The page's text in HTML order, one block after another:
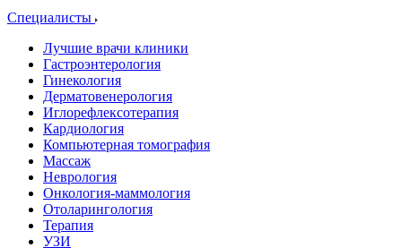
Специалисты
Лучшие врачи клиники
Гастроэнтерология
Гинекология
Дерматовенерология
Иглорефлексотерапия
Кардиология
Компьютерная томография
Массаж
Неврология
Онкология-маммология
Отоларингология
Терапия
УЗИ